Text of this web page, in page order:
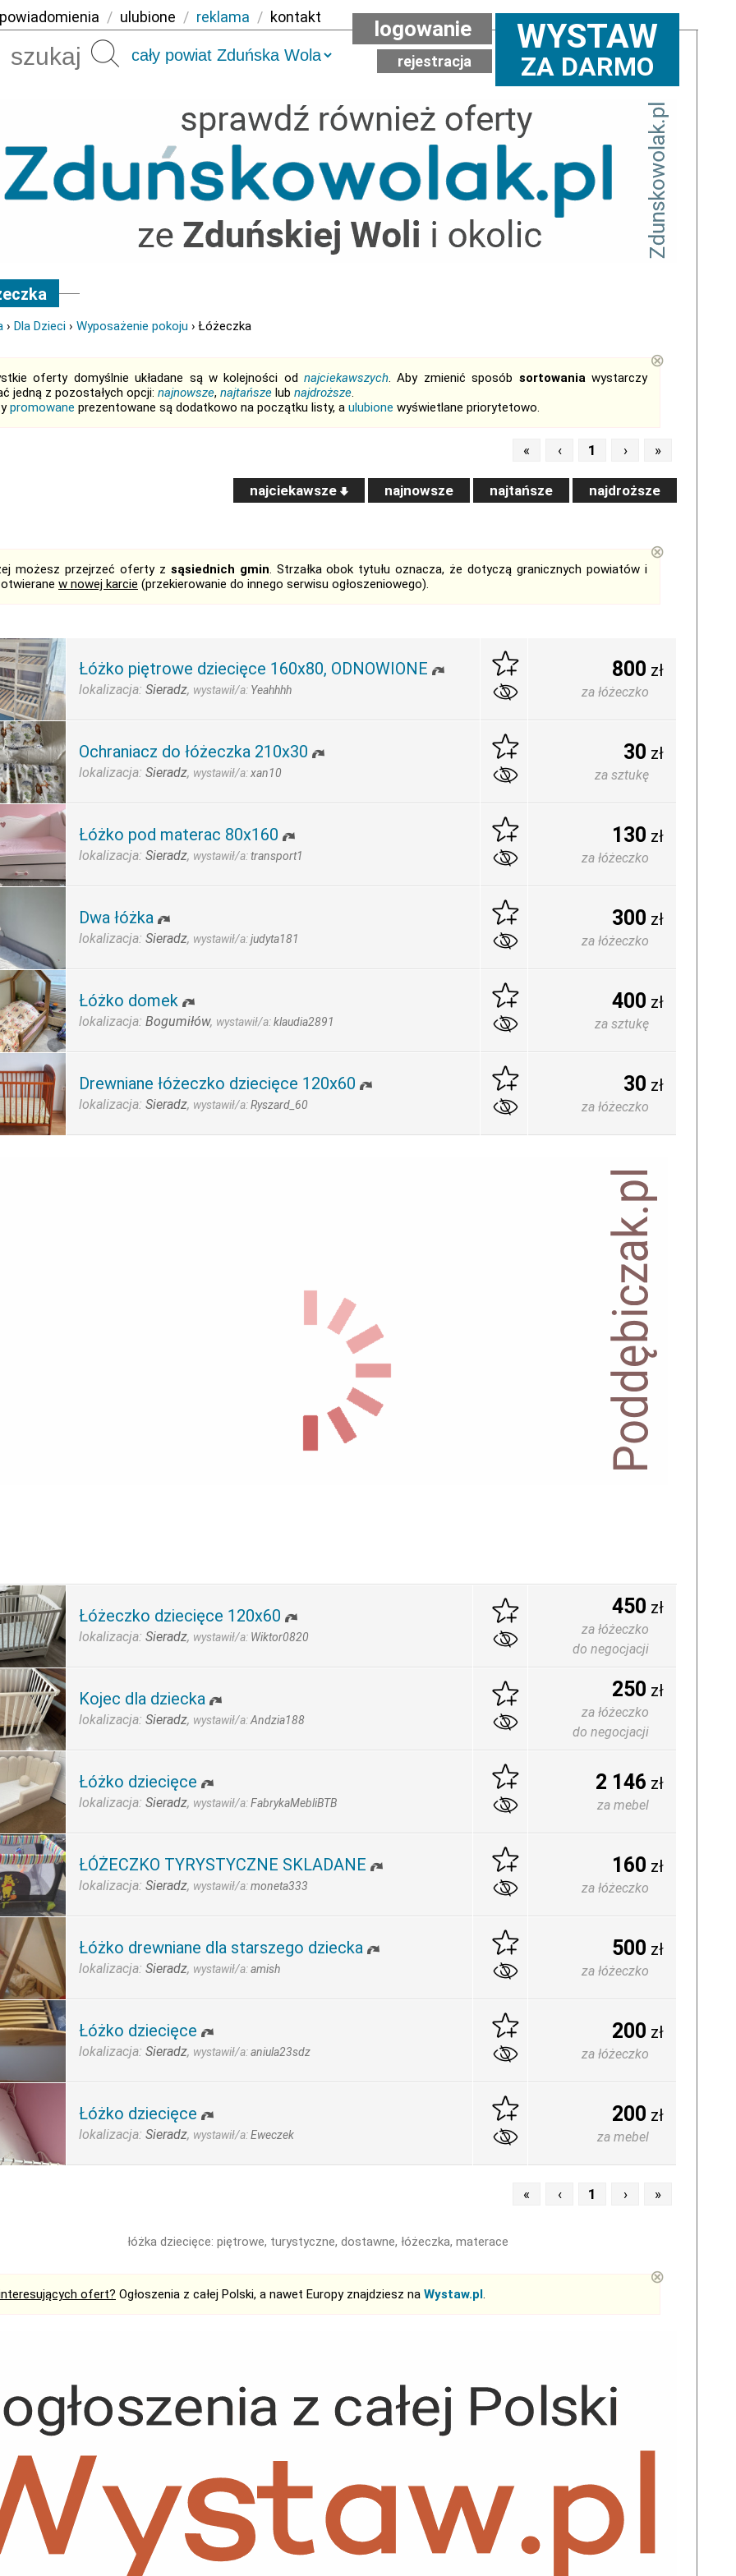
powiadomienia / ulubione / reklama / kontakt
Szukaj WYSTAW
ZA DARMO
logowanie
rejestracja
› Dla Dzieci › Wyposażenie pokoju › Łóżeczka
oferty domyślnie układane są w kolejności odnajciekawszych. Aby zmienić sposób sortowaniawystarczy
jedną z pozostałych opcji: najnowsze, najtańsze lub najdroższe.
promowane prezentowane są dodatkowo na początku listy, a ulubione wyświetlane priorytetowo.
⊗
« ‹ 1 › »
najciekawsze najnowsze najtańsze najdroższe
możesz przejrzeć oferty z sąsiednich gmin. Strzałka obok tytułu oznacza, że dotyczą granicznych powiatów i
w nowej karcie (przekierowanie do innego serwisu ogłoszeniowego).
⊗
Łóżko piętrowe dziecięce 160x80, ODNOWIONE
lokalizacja: Sieradz, wystawił/a: Yeahhhh
800 zł
za łóżeczko
Ochraniacz do łóżeczka 210x30
lokalizacja: Sieradz, wystawił/a:xan10
30 zł
za sztukę
Łóżko pod materac 80x160
lokalizacja: Sieradz, wystawił/a:transport1
130 zł
za łóżeczko
Dwa łóżka
lokalizacja: Sieradz, wystawił/a:judyta181
300 zł
za łóżeczko
Łóżko domek
lokalizacja: Bogumiłów, wystawił/a:klaudia2891
400 zł
za sztukę
Drewniane łóżeczko dziecięce 120x60
lokalizacja: Sieradz, wystawił/a:Ryszard_60
30 zł
za łóżeczko
Łóżeczko dziecięce 120x60
lokalizacja: Sieradz, wystawił/a: Wiktor0820
450 zł
za łóżeczko
do negocjacji
Kojec dla dziecka
lokalizacja: Sieradz, wystawił/a:Andzia188
250 zł
za łóżeczko
do negocjacji
Łóżko dziecięce
lokalizacja: Sieradz, wystawił/a:FabrykaMebliBTB
2 146 zł
za mebel
ŁÓŻECZKO TYRYSTYCZNE SKLADANE
lokalizacja: Sieradz, wystawił/a:moneta333
160 zł
za łóżeczko
Łóżko drewniane dla starszego dziecka
lokalizacja: Sieradz, wystawił/a:amish
500 zł
za łóżeczko
Łóżko dziecięce
lokalizacja: Sieradz, wystawił/a:aniula23sdz
200 zł
za łóżeczko
Łóżko dziecięce
lokalizacja: Sieradz, wystawił/a:Eweczek
200 zł
za mebel
« ‹ 1 › »
łóżka dziecięce: piętrowe, turystyczne, dostawne, łóżeczka, materace
ofert? Ogłoszenia z całej Polski, a nawet Europy znajdziesz na Wystaw.pl.
⊗